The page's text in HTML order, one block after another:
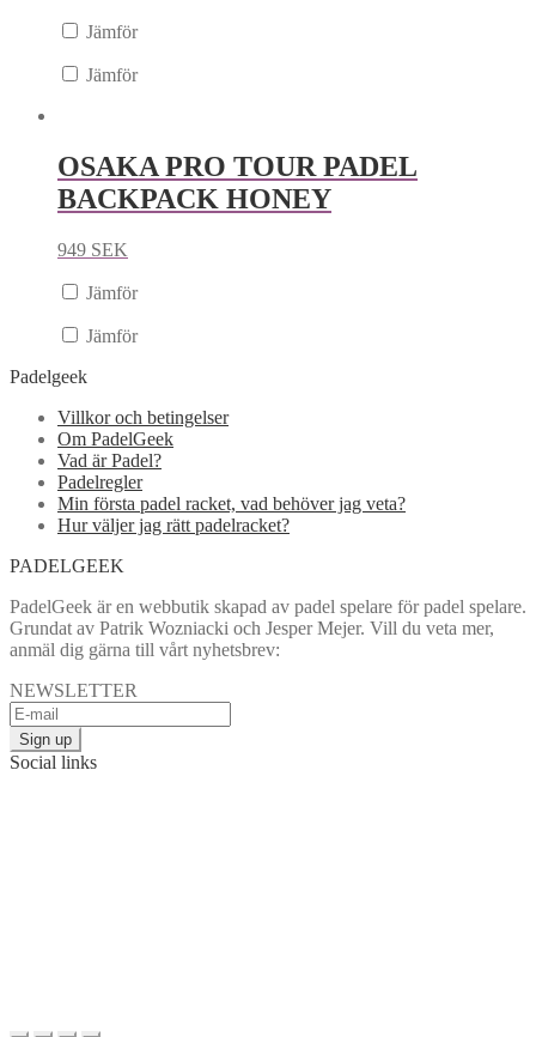
Jämför
Jämför
OSAKA PRO TOUR PADEL
BACKPACK HONEY
949 SEK
Jämför
Jämför
Padelgeek
Villkor och betingelser
Om PadelGeek
Vad är Padel?
Padelregler
Min första padel racket, vad behöver jag veta?
Hur väljer jag rätt padelracket?
PADELGEEK
PadelGeek är en webbutik skapad av padel spelare för padel spelare.
Grundat av Patrik Wozniacki och Jesper Mejer. Vill du veta mer,
anmäl dig gärna till vårt nyhetsbrev:
NEWSLETTER
Social links